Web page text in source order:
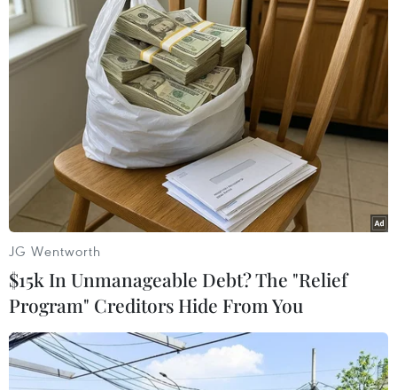
NATO đang đứng trước thách thức lớn do
những bất đồng nội bộ
21/11/2019 11:14
Về lý thuyết, NATO ra quyết định dựa trên sự đồng
thuận, nhưng trên thực tế, Mỹ thường tìm cách áp đặt ý
đồ của mình, các nước khác chỉ chấp hành.
JG Wentworth
$15k In Unmanageable Debt? The "Relief
Program" Creditors Hide From You